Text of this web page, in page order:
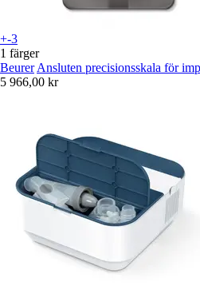
+-3
1 färger
Beurer Ansluten precisionsskala för
5 966,00 kr